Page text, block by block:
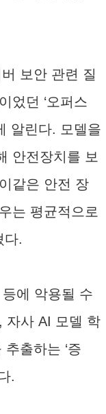
보안 관련 질
었던 ‘오퍼스
알린다. 모델을
안전장치를 보
같은 안전 장
는 평균적으로
다.
에 악용될 수
자사 AI 모델 학
출하는 ‘증
.